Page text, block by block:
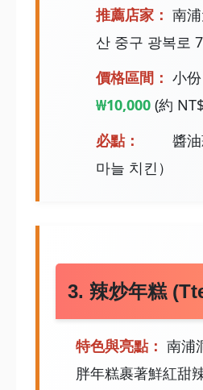
推薦店家： 南
산 중구 광복로
價格區間： 小份
₩10,000 (約
必點：
醬
마늘 치킨）
3. 辣炒年糕
特色與亮點： 南浦
胖年糕裹著鮮紅甜